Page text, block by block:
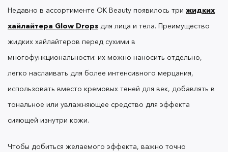
четыре растительных экстракта и четыре масла с
высокой концентрацией витаминов и
уникальных незаменимых кислот. Его можно
использовать для массажа, наносить на кутикулу,
локти и кончики волосы и добавлять в тональное
средство, чтобы придать коже здоровое сияние.
Главное — не перестараться.
вишневый аромат и не ощущается на коже
Недавно в ассортименте OK Beauty появилось три жидких
хайлайтера Glow Drops для лица и тела. Преимущество
жидких хайлайтеров перед сухими в
многофункциональности: их можно наносить отдельно,
легко наслаивать для более интенсивного мерцания,
использовать вместо кремовых теней для век, добавлять в
тональное или увлажняющее средство для эффекта
сияющей изнутри кожи.
Чтобы добиться желаемого эффекта, важно точно